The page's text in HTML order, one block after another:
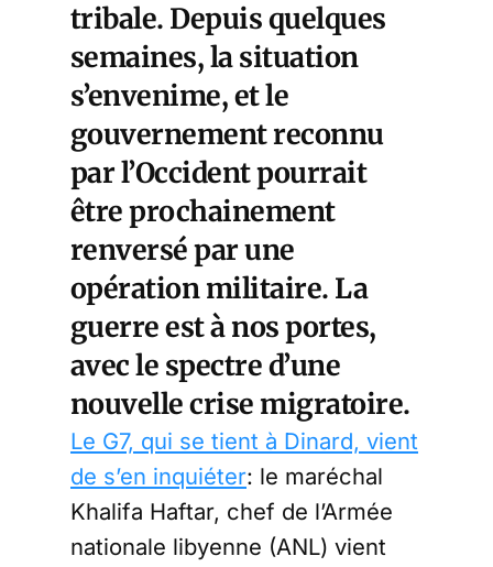
tribale. Depuis quelques
semaines, la situation
s’envenime, et le
gouvernement reconnu
par l’Occident pourrait
être prochainement
renversé par une
opération militaire. La
guerre est à nos portes,
avec le spectre d’une
nouvelle crise migratoire.
Le G7, qui se tient à Dinard, vient
de s’en inquiéter: le maréchal
Khalifa Haftar, chef de l’Armée
nationale libyenne (ANL) vient